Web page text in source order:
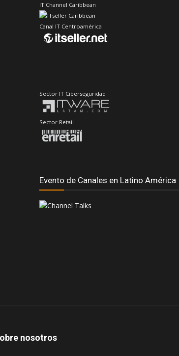
IT Channel Caribbean
Canal IT Centroamérica
Sector IT Ciberseguridad
Sector Retail
Evento de Canales en Latino América
nosotros